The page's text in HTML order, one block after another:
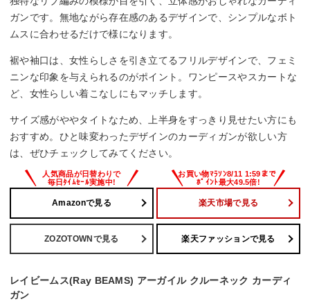
ガンです。無地ながら存在感のあるデザインで、シンプルなボト
ムスに合わせるだけで様になります。
裾や袖口は、女性らしさを引き立てるフリルデザインで、フェミ
ニンな印象を与えられるのがポイント。ワンピースやスカートな
ど、女性らしい着こなしにもマッチします。
サイズ感がややタイトなため、上半身をすっきり見せたい方にも
おすすめ。ひと味変わったデザインのカーディガンが欲しい方
は、ぜひチェックしてみてください。
Amazonで見る 楽天市場で見る
ZOZOTOWNで見る 楽天ファッションで見る
レイビームス(Ray BEAMS) アーガイル クルーネック カーディ
ガン